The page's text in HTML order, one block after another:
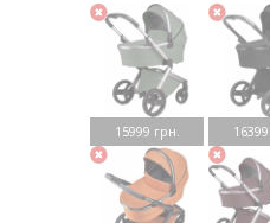
15999 грн.